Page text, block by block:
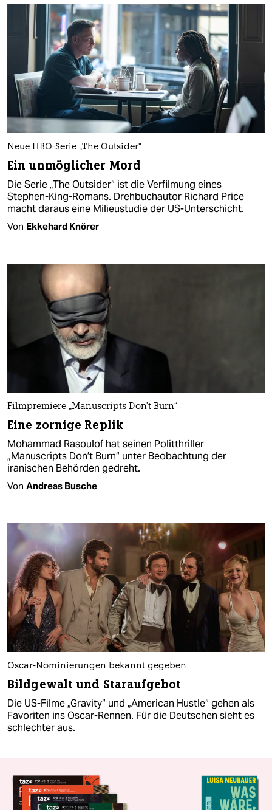
Neue HBO-Serie „The Outsider“
Ein unmöglicher Mord
Die Serie „The Outsider“ ist die Verfilmung eines
Stephen-King-Romans. Drehbuchautor Richard Price
macht daraus eine Milieustudie der US-Unterschicht.
Von Ekkehard Knörer
Filmpremiere „Manuscripts Don’t Burn“
Eine zornige Replik
Mohammad Rasoulof hat seinen Politthriller
„Manuscripts Don’t Burn“ unter Beobachtung der
iranischen Behörden gedreht.
Von Andreas Busche
Oscar-Nominierungen bekannt gegeben
Bildgewalt und Staraufgebot
Die US-Filme „Gravity“ und „American Hustle“ gehen als
Favoriten ins Oscar-Rennen. Für die Deutschen sieht es
schlechter aus.